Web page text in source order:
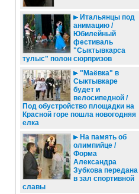
Итальянцы под
анимацию /
Юбилейный
фестиваль
"Сыктывкарса
тулыс" полон сюрпризов
"Маёвка" в
Сыктывкаре
будет и
велосипедной /
Под обустройство площадки на
Красной горе пошла новогодняя
елка
На память об
олимпийце /
Форма
Александра
Зубкова передана
в зал спортивной
славы